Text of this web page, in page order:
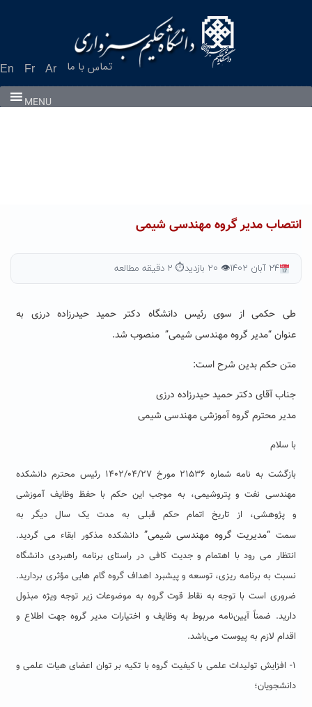
En Fr Ar تماس با ما
MENU
انتصاب مدیر گروه مهندسی شیمی
۲۴ آبان ۱۴۰۲ 👁 ۲۰ بازدید ⏱ ۲ دقیقه مطالعه
طی حکمی از سوی رئیس دانشگاه دکتر حمید حیدرزاده درزی به
عنوان“مدیر گروهمهندسی شیمی” منصوب شد.
متن حکم بدین شرح است:
جناب آقای دکتر حمید حیدرزاده درزی
مدیر محترم گروه آموزشی مهندسی شیمی
با سلام
بازگشت به نامه شماره ۲۱۵۳۶ مورخ ۱۴۰۲/۰۴/۲۷ رئیس محترم دانشکده
مهندسی نفت و پتروشیمی، به موجب این حکم با حفظ وظایف آموزشی
و پژوهشی، از تاریخ اتمام حکم قبلی به مدت یک سال دیگر به
سمت “مدیریت گروه مهندسی شیمی” دانشکده مذکور ابقاء می گردید.
انتظار می رود با اهتمام و جدیت کافی در راستای برنامه راهبردی دانشگاه
نسبت به برنامه ریزی، توسعه و پیشبرد اهداف گروه گام هایی مؤثری بردارید.
ضروری است با توجه به نقاط قوت گروه به موضوعات زیر توجه ویژه مبذول
دارید. ضمناً آیین‌نامه مربوط به وظایف و اختیارات مدیر گروه جهت اطلاع و
اقدام لازم به پیوست می‌باشد.
۱- افزایش تولیدات علمی با کیفیت گروه با تکیه بر توان اعضای هیات علمی و
دانشجویان؛